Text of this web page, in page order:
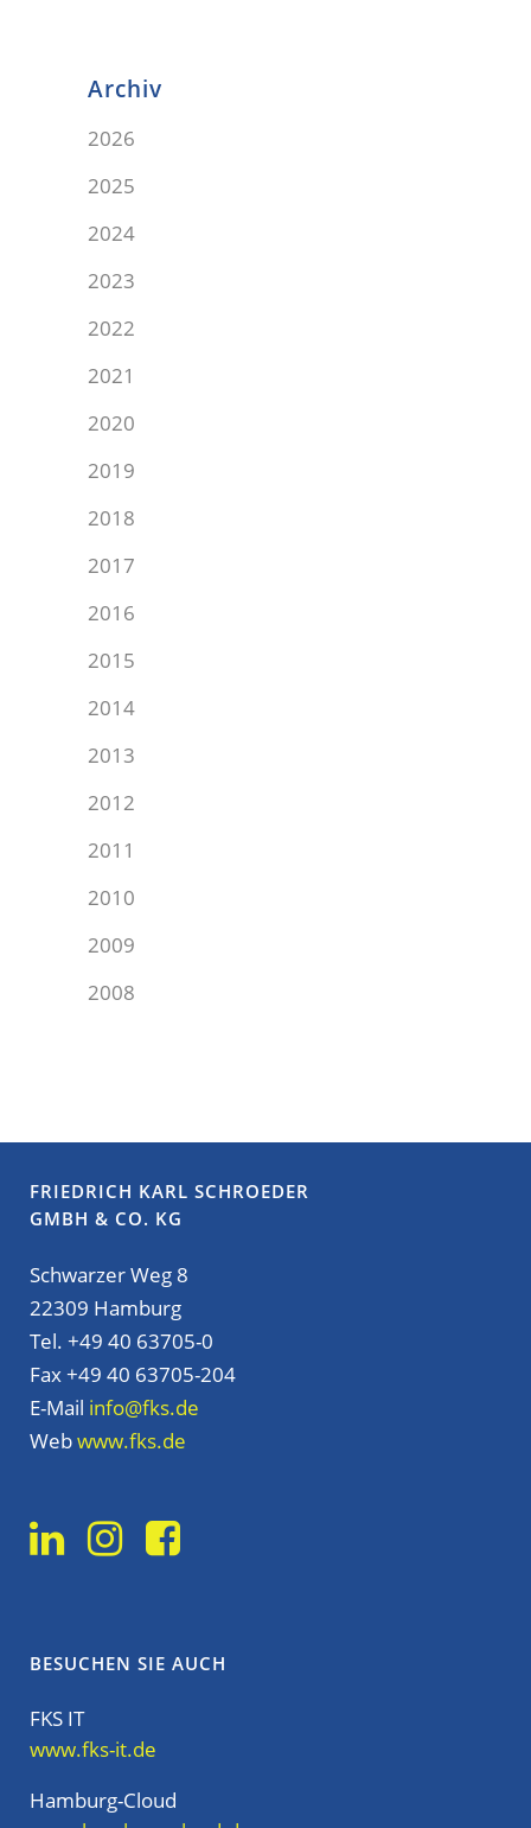
Archiv
2026
2025
2024
2023
2022
2021
2020
2019
2018
2017
2016
2015
2014
2013
2012
2011
2010
2009
2008
FRIEDRICH KARL SCHROEDER
GMBH & CO. KG
Schwarzer Weg 8
22309 Hamburg
Tel. +49 40 63705-0
Fax +49 40 63705-204
E-Mail info@fks.de
Webwww.fks.de
BESUCHEN SIE AUCH
FKS IT
www.fks-it.de
Hamburg-Cloud